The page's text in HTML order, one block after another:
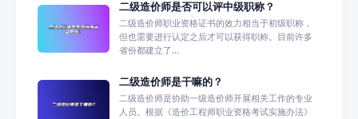
二级造价师是否可以评中级职称？
二级造价师职业资格证书的效力相当于初级职称，
但也需要进行认定之后才可以获得职称。目前许多
省份都建立了...
二级造价师是干嘛的？
二级造价师是协助一级造价师开展相关工作的专业
人员。根据《造价工程师职业资格考试实施办法》